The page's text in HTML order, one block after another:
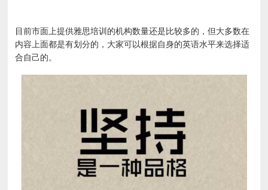
目前市面上提供雅思培训的机构数量还是比较多的，但大多数在
内容上面都是有划分的，大家可以根据自身的英语水平来选择适
合自己的。